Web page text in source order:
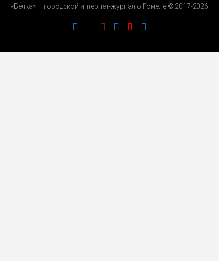
РЕКЛАМОДАТЕЛЯМ
«Белка» — городской интернет-журнал о Гомеле © 2017-2026